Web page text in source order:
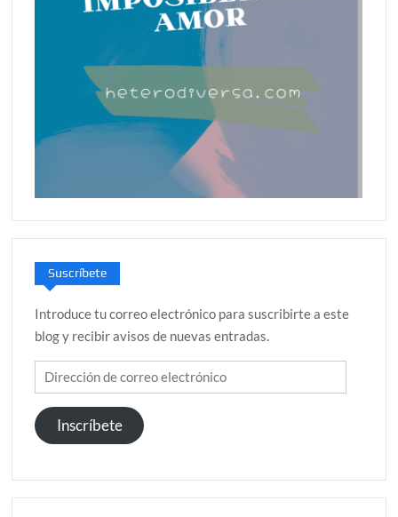
Suscríbete
Introduce tu correo electrónico para suscribirte a este
blog y recibir avisos de nuevas entradas.
Dirección
de
correo
electrónico
Inscríbete